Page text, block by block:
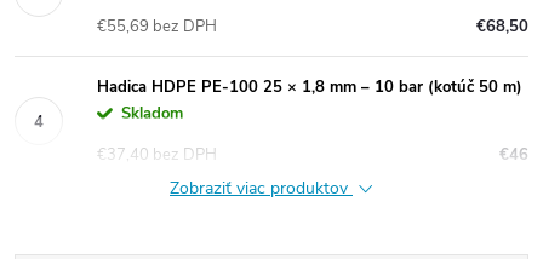
€68,50
€55,69 bez DPH
Hadica HDPE PE-100 25 × 1,8 mm – 10 bar (kotúč 50 m)
Skladom
€46
€37,40 bez DPH
Zobraziť viac produktov